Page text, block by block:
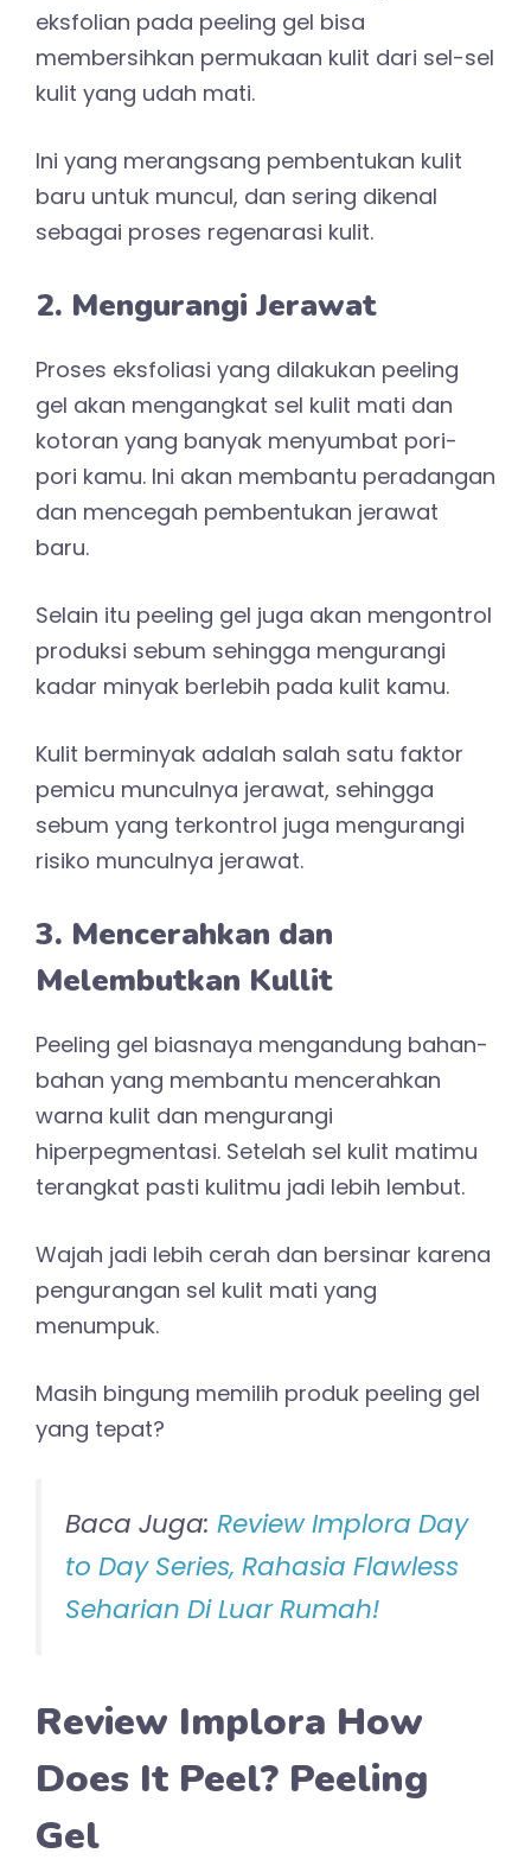
eksfolian pada peeling gel bisa
membersihkan permukaan kulit dari sel-sel
kulit yang udah mati.
Ini yang merangsang pembentukan kulit
baru untuk muncul, dan sering dikenal
sebagai proses regenarasi kulit.
2. Mengurangi Jerawat
Proses eksfoliasi yang dilakukan peeling
gel akan mengangkat sel kulit mati dan
kotoran yang banyak menyumbat pori-
pori kamu. Ini akan membantu peradangan
dan mencegah pembentukan jerawat
baru.
Selain itu peeling gel juga akan mengontrol
produksi sebum sehingga mengurangi
kadar minyak berlebih pada kulit kamu.
Kulit berminyak adalah salah satu faktor
pemicu munculnya jerawat, sehingga
sebum yang terkontrol juga mengurangi
risiko munculnya jerawat.
3. Mencerahkan dan
Melembutkan Kullit
Peeling gel biasnaya mengandung bahan-
bahan yang membantu mencerahkan
warna kulit dan mengurangi
hiperpegmentasi. Setelah sel kulit matimu
terangkat pasti kulitmu jadi lebih lembut.
Wajah jadi lebih cerah dan bersinar karena
pengurangan sel kulit mati yang
menumpuk.
Masih bingung memilih produk peeling gel
yang tepat?
Baca Juga: Review Implora Day
to Day Series, Rahasia Flawless
Seharian Di Luar Rumah!
Review Implora How
Does It Peel? Peeling
Gel